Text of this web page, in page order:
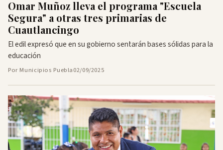
Omar Muñoz lleva el programa "Escuela
Segura" a otras tres primarias de
Cuautlancingo
El edil expresó que en su gobierno sentarán bases sólidas para la
educación
Por Municipios Puebla02/09/2025